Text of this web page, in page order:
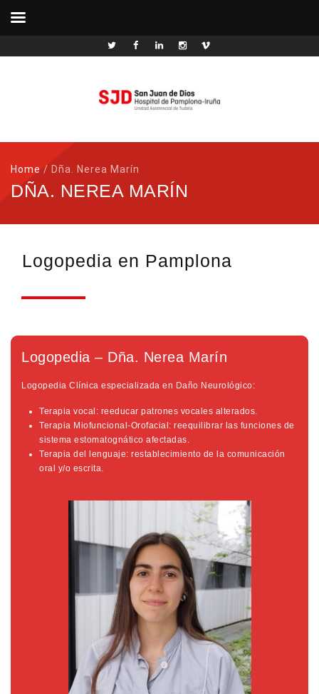
Home/ Dña. Nerea Marín
DÑA. NEREA MARÍN
Logopedia en Pamplona
Logopedia – Dña. Nerea Marín
Logopedia Clínica especializada en Daño Neurológico:
Terapia vocal: reeducar patrones vocales alterados.
Terapia Miofuncional-Orofacial: reequilibrar las funciones de
sistema estomatognático afectadas.
Terapia del lenguaje: restablecimiento de la comunicación
oral y/o escrita.